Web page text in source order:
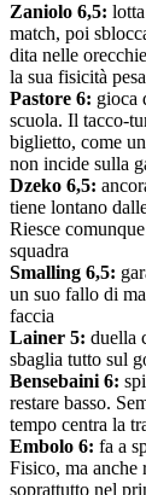
Zaniolo 6,5:
match, poi
dita nelle
la sua fisicità
Pastore 6: gioca
scuola. Il tacco-
biglietto, come
non incide sulla
Dzeko 6,5:
tiene lontano
Riesce
squadra
Smalling 6,5:
un suo fallo di
faccia
Lainer 5: duella
sbaglia tutto sul
Bensebaini 6:
restare basso.
tempo centra la
Embolo 6: fa a
Fisico, ma anche
soprattutto nel